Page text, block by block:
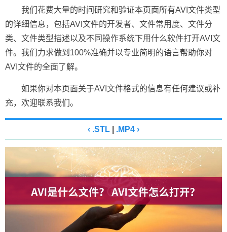
我们花费大量的时间研究和验证本页面所有AVI文件类型
的详细信息，包括AVI文件的开发者、文件常用度、文件分
类、文件类型描述以及不同操作系统下用什么软件打开AVI文
件。我们力求做到100%准确并以专业简明的语言帮助你对
AVI文件的全面了解。
如果你对本页面关于AVI文件格式的信息有任何建议或补
充，欢迎联系我们。
‹ .STL .MP4 ›